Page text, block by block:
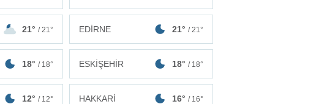
21° / 21° EDİRNE 21° / 21°
18° / 18° ESKİŞEHİR 18° / 18°
12° / 12° HAKKARİ 16° / 16°